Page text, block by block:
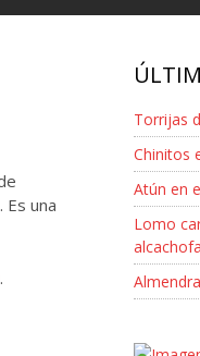
una
.
Torrijas
Chinitos
Atún en
Lomo